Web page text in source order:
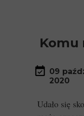
09
2020
Udało się
Komu